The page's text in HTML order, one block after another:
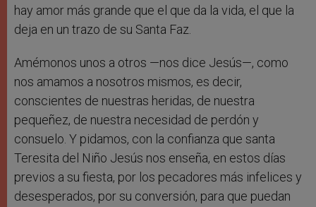
hay amor más grande que el que da la vida, el que la
deja en un trazo de su Santa Faz.
Amémonos unos a otros —nos dice Jesús—, como
nos amamos a nosotros mismos, es decir,
conscientes de nuestras heridas, de nuestra
pequeñez, de nuestra necesidad de perdón y
consuelo. Y pidamos, con la confianza que santa
Teresita del Niño Jesús nos enseña, en estos días
previos a su fiesta, por los pecadores más infelices y
desesperados, por su conversión, para que puedan